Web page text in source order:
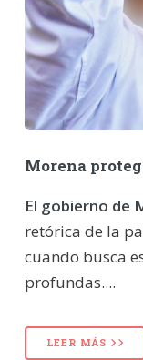
Morena
El gobierno de
retórica de la
cuando busca
profundas....
LEER MÁS